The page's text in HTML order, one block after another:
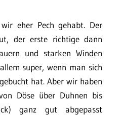
eher Pech gehabt. Der
der erste richtige dann
und starken Winden
super, wenn man sich
hat. Aber wir haben
Döse über Duhnen bis
ganz gut abgepasst